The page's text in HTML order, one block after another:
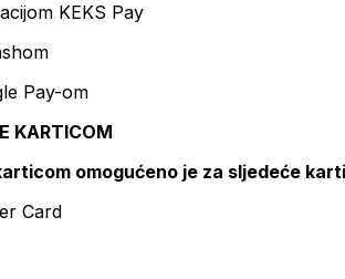
KEKS Pay
Pay-om
KARTICOM
omogućeno je za sljedeće
Card